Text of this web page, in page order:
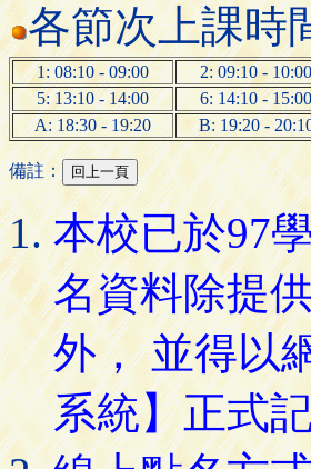
各節次上課時
1: 08:10 - 09:00 2: 09:10 - 10:00
5: 13:10 - 14:00
6: 14:10 - 15:00
A: 18:30 - 19:20
B: 19:20 -
備註：
本校已於97
名資料除提
外， 並得以
系統】正式